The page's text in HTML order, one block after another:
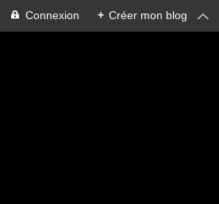
Connexion + Créer mon blog